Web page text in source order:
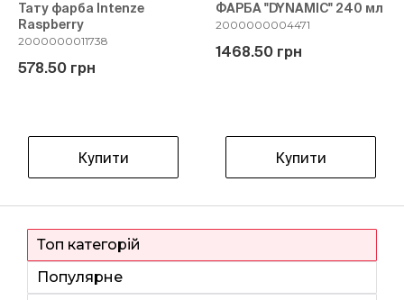
Тату фарба Intenze
Raspberry
2000000011738
578.50 грн
Купити
ФАРБА "DYNAMIC" 240 мл
2000000004471
1468.50 грн
Купити
Топ категорій
Популярне